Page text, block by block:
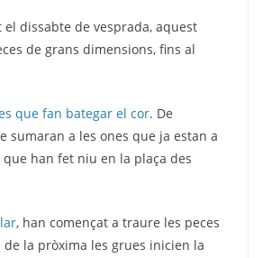
dissabte de vesprada, aquest
de grans dimensions, fins al
que fan bategar el cor. De
sumaran a les ones que ja estan a
han fet niu en la plaça des
, han començat a traure les peces
la pròxima les grues inicien la